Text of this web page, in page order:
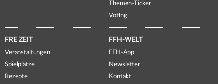
Themen-Ticker
Voting
FREIZEIT
Veranstaltungen
Spielplätze
Rezepte
FFH-WELT
FFH-App
Newsletter
Kontakt